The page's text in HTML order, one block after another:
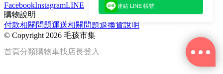
FacebookInstagramLINE
購物說明
付款相關問題運送相關問題退換貨說明
© Copyright 2026 毛孩市集
首頁分類購物車找店長登入
連結 LINE 帳號